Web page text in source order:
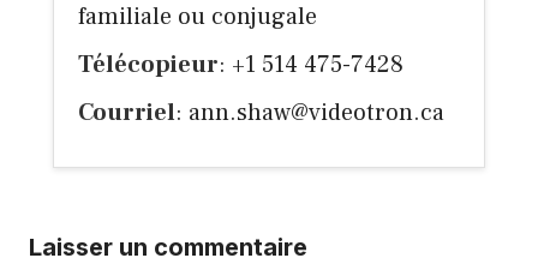
familiale ou conjugale
Télécopieur: +1 514 475-7428
Courriel: ann.shaw@videotron.ca
Laisser un commentaire